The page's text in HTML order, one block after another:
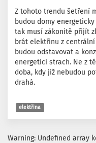
Z tohoto trendu šetření
budou domy
tak musí zákonitě přijít
brát elektřinu z
budou odstavovat a
energetici strach. Ne z
doba, kdy již nebudou
drahá.
elektřina
Warning: Undefined array